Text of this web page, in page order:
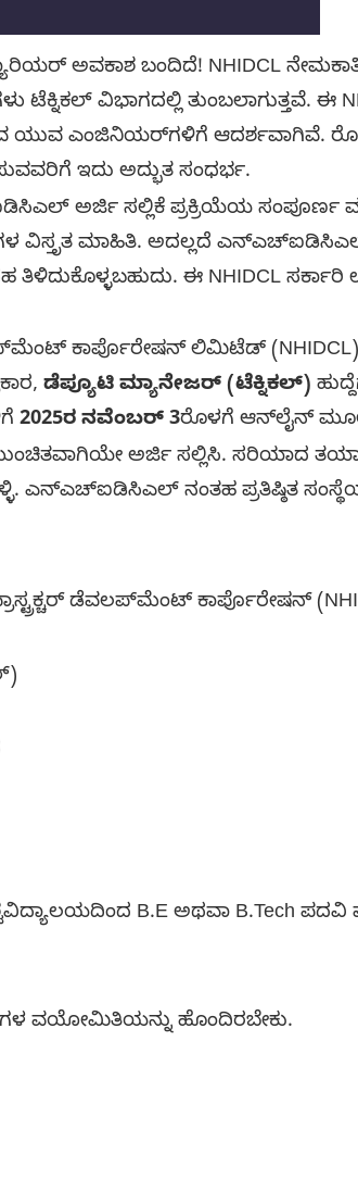
ಅವಕಾಶ ಬಂದಿದೆ! NHIDCL ನೇಮಕಾತಿ
ವಿಭಾಗದಲ್ಲಿ ತುಂಬಲಾಗುತ್ತವೆ. ಈ
ಯುವ ಎಂಜಿನಿಯರ್‌ಗಳಿಗೆ ಆದರ್ಶವಾಗಿವೆ.
ಇದು ಅದ್ಭುತ ಸಂಧರ್ಭ.
ಅರ್ಜಿ ಸಲ್ಲಿಕೆ ಪ್ರಕ್ರಿಯೆಯ ಸಂಪೂರ್ಣ
ವಿಸ್ತೃತ ಮಾಹಿತಿ. ಅದಲ್ಲದೆ
ತಿಳಿದುಕೊಳ್ಳಬಹುದು. ಈ NHIDCL
ಕಾರ್ಪೊರೇಷನ್ ಲಿಮಿಟೆಡ್ (NHIDCL)
ಡೆಪ್ಯೂಟಿ ಮ್ಯಾನೇಜರ್ (ಟೆಕ್ನಿಕಲ್)
2025ರ ನವೆಂಬರ್ 3ರೊಳಗೆ ಆನ್‌ಲೈನ್
ಅರ್ಜಿ ಸಲ್ಲಿಸಿ. ಸರಿಯಾದ
ಎನ್‌ಎಚ್‌ಐಡಿಸಿಎಲ್ ನಂತಹ ಪ್ರತಿಷ್ಠಿತ
ಡೆವಲಪ್‌ಮೆಂಟ್ ಕಾರ್ಪೊರೇಷನ್
B.E ಅಥವಾ B.Tech ಪದವಿ
ವಯೋಮಿತಿಯನ್ನು ಹೊಂದಿರಬೇಕು.